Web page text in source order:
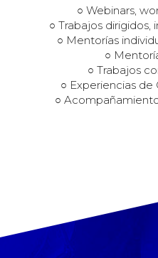
○ Webinars,
○ Trabajos dirigidos,
○ Mentorías
○
○ Trabajos
○ Experiencias
○